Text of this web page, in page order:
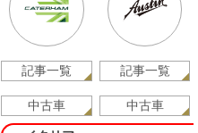
記事一覧
中古車
記事一覧
中古車